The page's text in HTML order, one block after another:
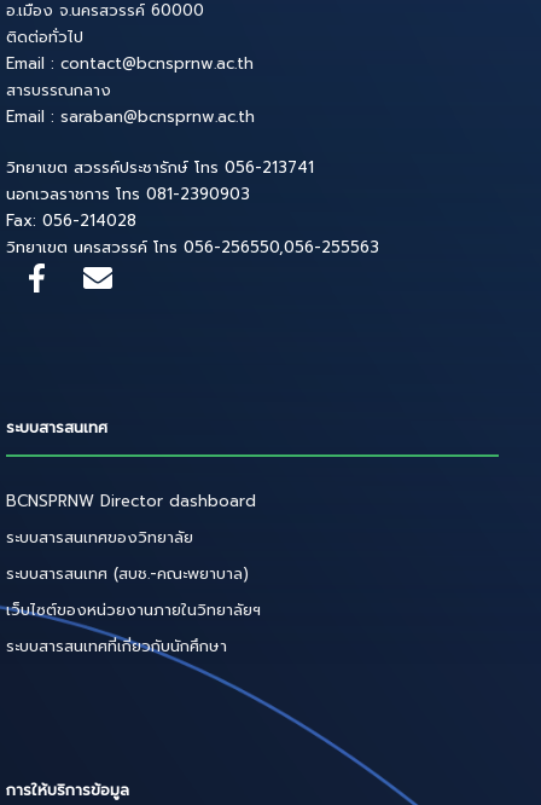
อ.เมือง จ.นครสวรรค์ 60000
ติดต่อทั่วไป
Email : contact@bcnsprnw.ac.th
สารบรรณกลาง
Email : saraban@bcnsprnw.ac.th
วิทยาเขต สวรรค์ประชารักษ์ โทร 056-213741
นอกเวลราชการ โทร 081-2390903
Fax: 056-214028
วิทยาเขต นครสวรรค์ โทร 056-256550,056-255563
ระบบสารสนเทศ
BCNSPRNW Director dashboard
ระบบสารสนเทศของวิทยาลัย
ระบบสารสนเทศ (สบช.-คณะพยาบาล)
เว็บไซต์ของหน่วยงานภายในวิทยาลัยฯ
ระบบสารสนเทศที่เกี่ยวกับนักศึกษา
การให้บริการข้อมูล